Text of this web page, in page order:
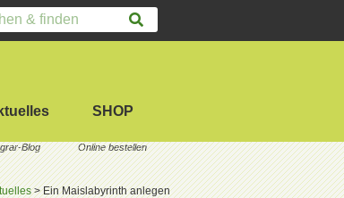
SHOP
>Ein Maislabyrinth anlegen